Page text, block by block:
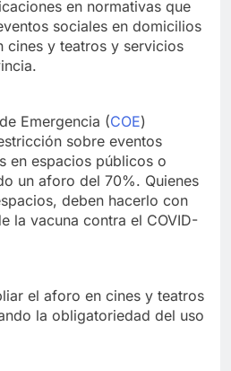
en normativas que
sociales en domicilios
cines y teatros y servicios
Emergencia (COE)
sobre eventos
en espacios públicos o
un aforo del 70%. Quienes
deben hacerlo con
la vacuna contra el COVID-
el aforo en cines y teatros
la obligatoriedad del uso